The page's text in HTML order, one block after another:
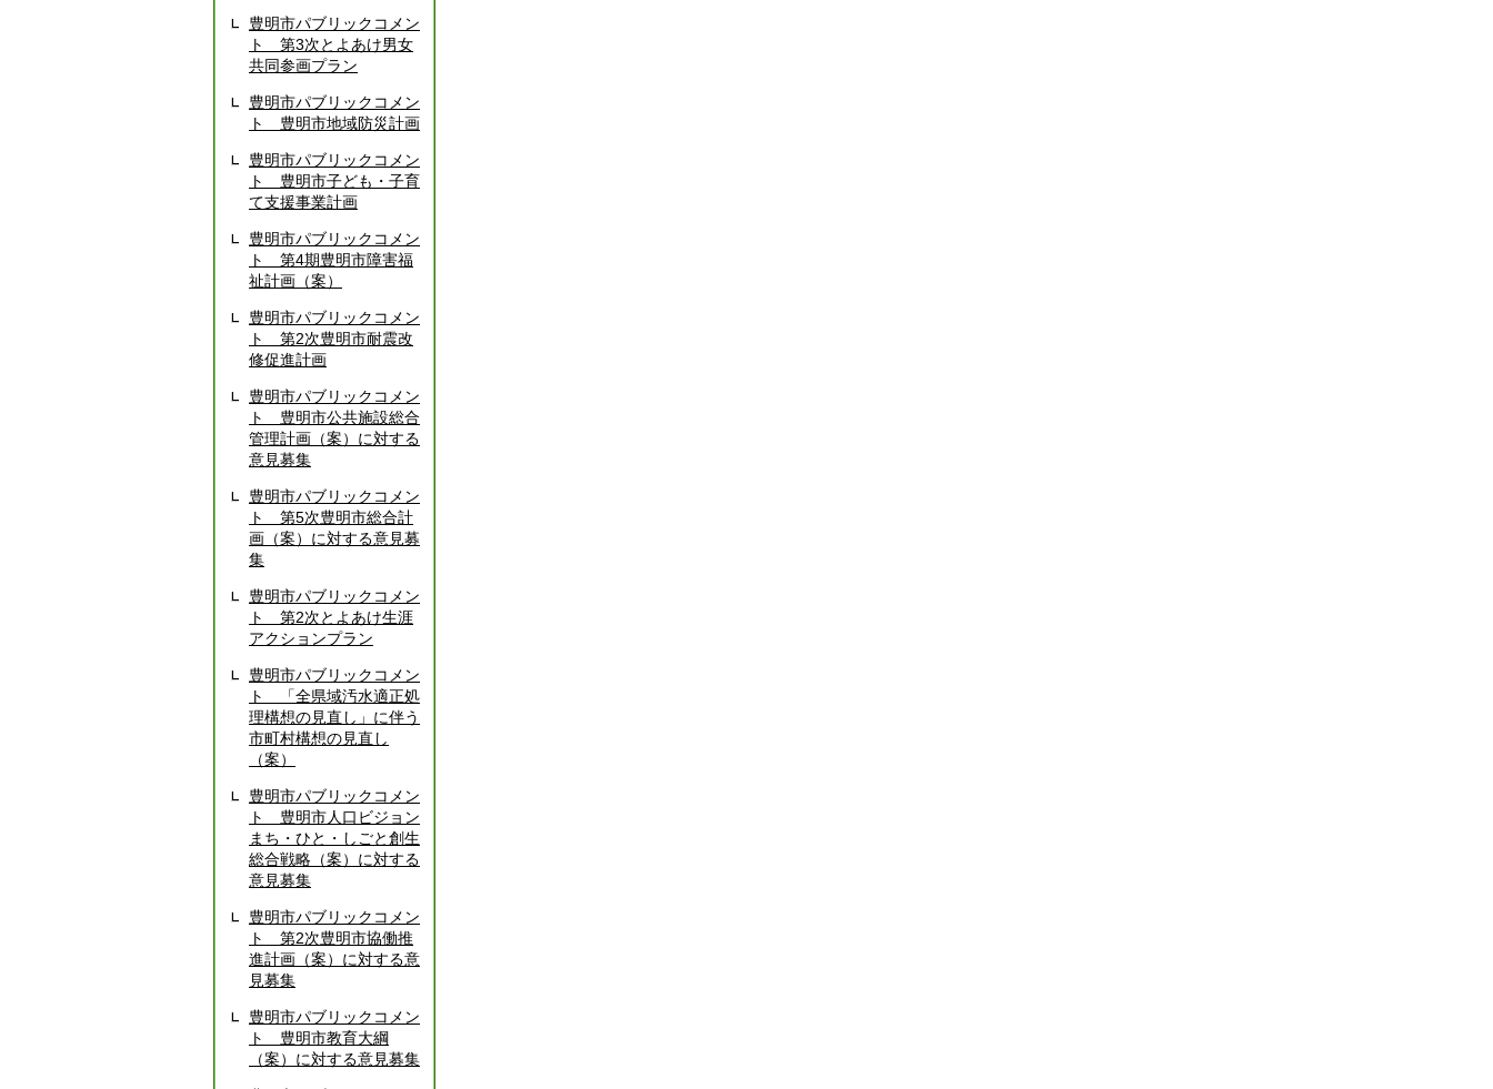
豊明市パブリックコメン
ト 第3次とよあけ男女
共同参画プラン
豊明市パブリックコメン
ト 豊明市地域防災計画
豊明市パブリックコメン
ト 豊明市子ども・子育
て支援事業計画
豊明市パブリックコメン
ト 第4期豊明市障害福
祉計画（案）
豊明市パブリックコメン
ト 第2次豊明市耐震改
修促進計画
豊明市パブリックコメン
ト 豊明市公共施設総合
管理計画（案）に対する
意見募集
豊明市パブリックコメン
ト 第5次豊明市総合計
画（案）に対する意見募
集
豊明市パブリックコメン
ト 第2次とよあけ生涯
アクションプラン
豊明市パブリックコメン
ト 「全県域汚水適正処
理構想の見直し」に伴う
市町村構想の見直し
（案）
豊明市パブリックコメン
ト 豊明市人口ビジョン
まち・ひと・しごと創生
総合戦略（案）に対する
意見募集
豊明市パブリックコメン
ト 第2次豊明市協働推
進計画（案）に対する意
見募集
豊明市パブリックコメン
ト 豊明市教育大綱
（案）に対する意見募集